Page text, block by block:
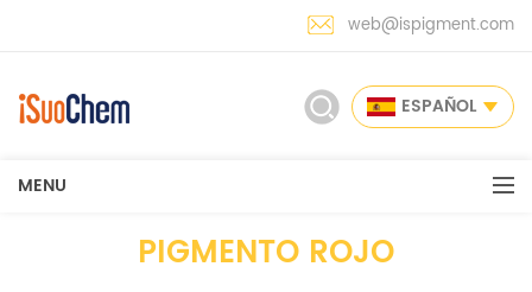
web@ispigment.com
ESPAÑOL
MENU
PIGMENTO ROJO